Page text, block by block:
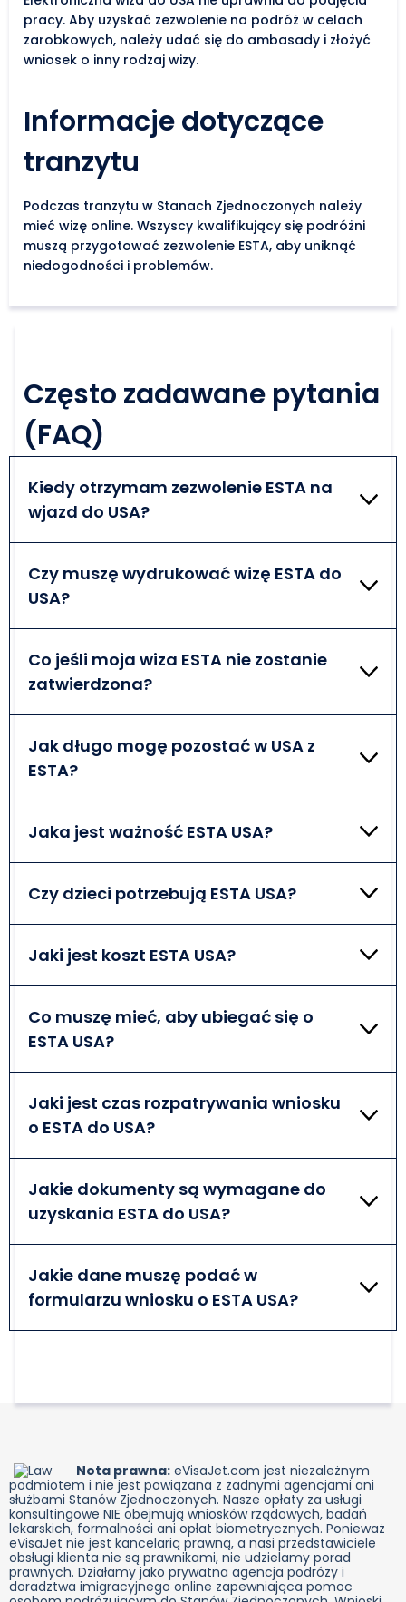
pracy. Aby uzyskać zezwolenie na podróż w celach
zarobkowych, należy udać się do ambasady i złożyć
wniosek o inny rodzaj wizy.
Informacje dotyczące
tranzytu
Podczas tranzytu w Stanach Zjednoczonych należy
mieć wizę online. Wszyscy kwalifikujący się podróżni
muszą przygotować zezwolenie ESTA, aby uniknąć
niedogodności i problemów.
Często zadawane pytania
(FAQ)
Kiedy otrzymam zezwolenie ESTA na
wjazd do USA?
Proces jest bardzo szybki, więc otrzymasz wizę ESTA
dwukrotnie, aby uniknąć opóźnień.
Czy muszę wydrukować wizę ESTA do
USA?
Nie trzeba drukować wizy ESTA, ponieważ łączy się
bardzo wygodne.
Co jeśli moja wiza ESTA nie zostanie
zatwierdzona?
W przypadku braku zatwierdzenia należy
Twój problem z pewnością zostanie rozwiązany.
Jak długo mogę pozostać w USA z
ESTA?
Dzięki ESTA możesz przebywać w kraju przez 90 dni.
Jaka jest ważność ESTA USA?
Wiza ESTA jest ważna przez 2 lata i umożliwia
zezwolenie wielokrotnego wjazdu.
Czy dzieci potrzebują ESTA USA?
Tak, dzieci również potrzebują ESTA. Wszyscy
chcą odwiedzić USA.
Jaki jest koszt ESTA USA?
ESTA kosztuje 49 euro. Opłatę można pokryć za
takiego jak PayPal lub karta kredytowa/debetowa.
Co muszę mieć, aby ubiegać się o
ESTA USA?
Aby ubiegać się o ESTA USA, przygotuj urządzenie
adres e-mail i ważny paszport.
Jaki jest czas rozpatrywania wniosku
o ESTA do USA?
Czas przetwarzania zależy od różnych czynników,
jednak tak szybki, jak to tylko możliwe.
Jakie dokumenty są wymagane do
uzyskania ESTA do USA?
Należy przygotować ważny paszport oraz pamiętać
Jakie dane muszę podać w
formularzu wniosku o ESTA USA?
W formularzu wniosku ESTA należy podać
Nota prawna: eVisaJet.com jest niezależnym
podmiotem i nie jest powiązana z żadnymi agencjami ani
służbami Stanów Zjednoczonych. Nasze opłaty za usługi
konsultingowe NIE obejmują wniosków rządowych, badań
lekarskich, formalności ani opłat biometrycznych. Ponieważ
eVisaJet nie jest kancelarią prawną, a nasi przedstawiciele
obsługi klienta nie są prawnikami, nie udzielamy porad
prawnych. Działamy jako prywatna agencja podróży i
doradztwa imigracyjnego online zapewniająca pomoc